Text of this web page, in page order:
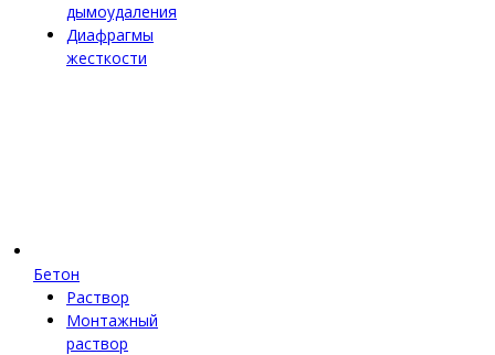
дымоудаления
Диафрагмы
жесткости
Бетон
Раствор
Монтажный
раствор